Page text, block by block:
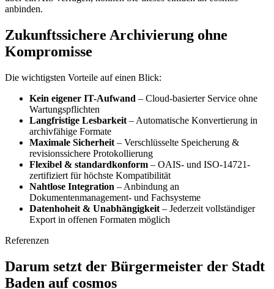
anbinden.
Zukunftssichere Archivierung ohne
Kompromisse
Die wichtigsten Vorteile auf einen Blick:
Kein eigener IT-Aufwand – Cloud-basierter Service ohne
Wartungspflichten
Langfristige Lesbarkeit – Automatische Konvertierung in
archivfähige Formate
Maximale Sicherheit – Verschlüsselte Speicherung &
revisionssichere Protokollierung
Flexibel & standardkonform – OAIS- und ISO-14721-
zertifiziert für höchste Kompatibilität
Nahtlose Integration – Anbindung an
Dokumentenmanagement- und Fachsysteme
Datenhoheit & Unabhängigkeit – Jederzeit vollständiger
Export in offenen Formaten möglich
Referenzen
Darum setzt der Bürgermeister der Stadt
Baden auf cosmos